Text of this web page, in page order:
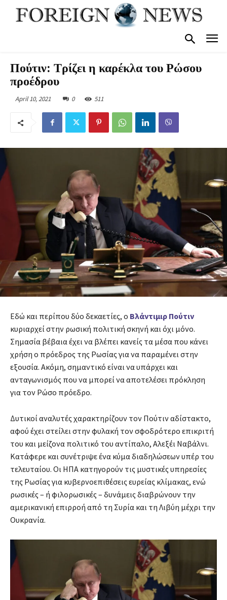
Πούτιν: Τρίζει η καρέκλα του Ρώσου
προέδρου
April 10, 2021 0 511
Εδώ και περίπου δύο δεκαετίες, ο Βλάντιμιρ Πούτιν
κυριαρχεί στην ρωσική πολιτική σκηνή και όχι μόνο.
Σημασία βέβαια έχει να βλέπει κανείς τα μέσα που κάνει
χρήση ο πρόεδρος της Ρωσίας για να παραμένει στην
εξουσία. Ακόμη, σημαντικό είναι να υπάρχει και
ανταγωνισμός που να μπορεί να αποτελέσει πρόκληση
για τον Ρώσο πρόεδρο.
Δυτικοί αναλυτές χαρακτηρίζουν τον Πούτιν αδίστακτο,
αφού έχει στείλει στην φυλακή τον σφοδρότερο επικριτή
του και μείζονα πολιτικό του αντίπαλο, Αλεξέι Ναβάλνι.
Κατάφερε και συνέτριψε ένα κύμα διαδηλώσεων υπέρ του
τελευταίου. Οι ΗΠΑ κατηγορούν τις μυστικές υπηρεσίες
της Ρωσίας για κυβερνοεπιθέσεις ευρείας κλίμακας, ενώ
ρωσικές – ή φιλορωσικές – δυνάμεις διαβρώνουν την
αμερικανική επιρροή από τη Συρία και τη Λιβύη μέχρι την
Ουκρανία.